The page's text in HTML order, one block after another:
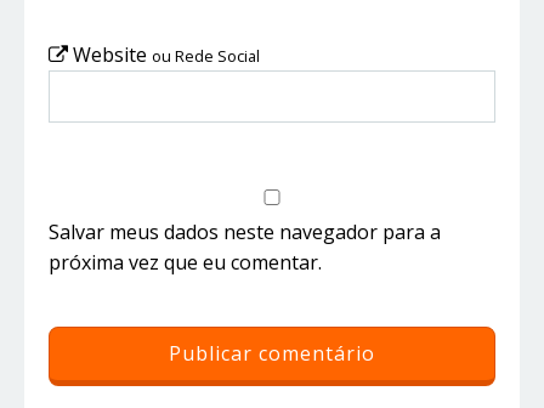
Website ou Rede Social
Salvar meus dados neste navegador para a
próxima vez que eu comentar.